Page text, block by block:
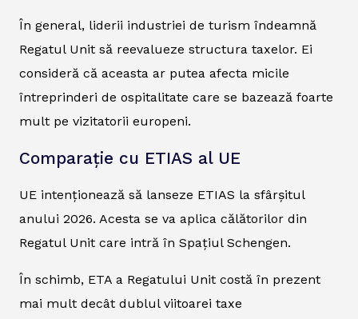
În general, liderii industriei de turism îndeamnă
Regatul Unit să reevalueze structura taxelor. Ei
consideră că aceasta ar putea afecta micile
întreprinderi de ospitalitate care se bazează foarte
mult pe vizitatorii europeni.
Comparație cu ETIAS al UE
UE intenționează să lanseze ETIAS la sfârșitul
anului 2026. Acesta se va aplica călătorilor din
Regatul Unit care intră în Spațiul Schengen.
În schimb, ETA a Regatului Unit costă în prezent
mai mult decât dublul viitoarei taxe